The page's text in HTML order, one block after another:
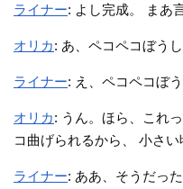
ライナー: よし完成。 まあ
オリカ: あ、ペコペコぼうし
ライナー: え、ペコペコぼ
オリカ: うん。ほら、これ
コ曲げられるから、 小さい
ライナー: ああ、そうだっ